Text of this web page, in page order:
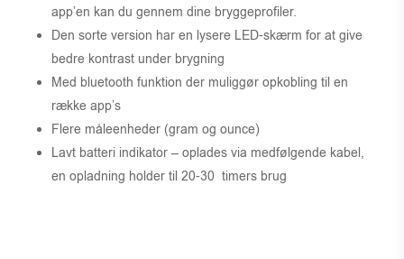
app’en kan du gennem dine bryggeprofiler.
Den sorte version har en lysere LED-skærm for at give
bedre kontrast under brygning
Med bluetooth funktion der muliggør opkobling til en
række app’s
Flere måleenheder (gram og ounce)
Lavt batteri indikator – oplades via medfølgende kabel,
en opladning holder til 20-30 timers brug